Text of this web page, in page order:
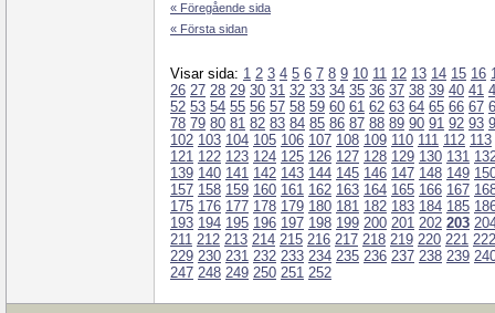
« Föregående sida
« Första sidan
Visar sida: 1 2 3 4 5 6 7 8 9 10 11 12 13 14 15 16
26 27 28 29 30 31 32 33 34 35 36 37 38 39 40 41
52 53 54 55 56 57 58 59 60 61 62 63 64 65 66 67
78 79 80 81 82 83 84 85 86 87 88 89 90 91 92 93
102 103 104 105 106 107 108 109 110 111 112 113
121 122 123 124 125 126 127 128 129 130 131
139 140 141 142 143 144 145 146 147 148 149
157 158 159 160 161 162 163 164 165 166 167
175 176 177 178 179 180 181 182 183 184 185
193 194 195 196 197 198 199 200 201 202 203
211 212 213 214 215 216 217 218 219 220 221 222
229 230 231 232 233 234 235 236 237 238 239
247 248 249 250 251 252